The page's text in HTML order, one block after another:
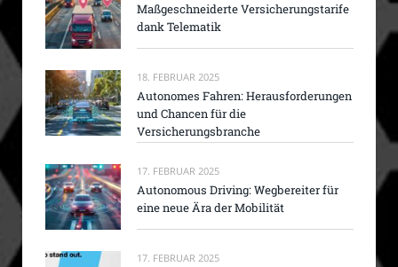
Maßgeschneiderte Versicherungstarife
dank Telematik
18. FEBRUAR 2025
Autonomes Fahren: Herausforderungen
und Chancen für die
Versicherungsbranche
17. FEBRUAR 2025
Autonomous Driving: Wegbereiter für
eine neue Ära der Mobilität
17. FEBRUAR 2025